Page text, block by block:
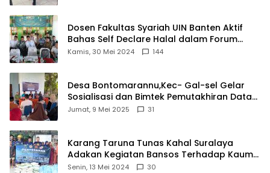
Dosen Fakultas Syariah UIN Banten Aktif
Bahas Self Declare Halal dalam Forum
Ijtima Ulama MUI
Kamis, 30 Mei 2024 144
Desa Bontomarannu,Kec- Gal-sel Gelar
Sosialisasi dan Bimtek Pemutakhiran Data
ID
Jumat, 9 Mei 2025 31
Karang Taruna Tunas Kahal Suralaya
Adakan Kegiatan Bansos Terhadap Kaum
Dhuafa dan Anak Yatim-Piatu
Senin, 13 Mei 2024 30